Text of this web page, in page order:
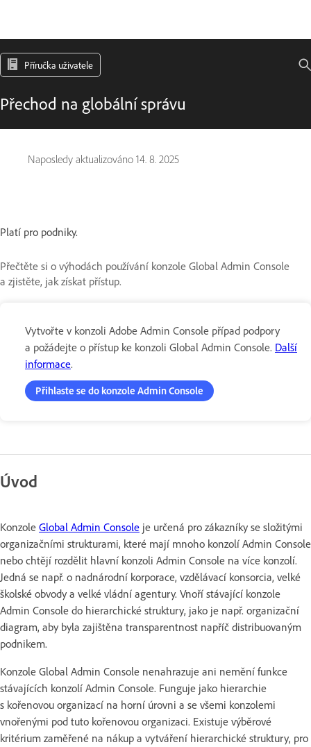
Příručka uživatele
Přechod na globální správu
Naposledy aktualizováno 14. 8. 2025
Platí pro podniky.
Přečtěte si o výhodách používání konzole Global Admin Console
a zjistěte, jak získat přístup.
Vytvořte v konzoli Adobe Admin Console případ podpory
a požádejte o přístup ke konzoli Global Admin Console. Další
informace.
Přihlaste se do konzole Admin Console
Úvod
Konzole Global Admin Console je určená pro zákazníky se složitými
organizačními strukturami, které mají mnoho konzolí Admin Console
nebo chtějí rozdělit hlavní konzoli Admin Console na více konzolí.
Jedná se např. o nadnárodní korporace, vzdělávací konsorcia, velké
školské obvody a velké vládní agentury. Vnoří stávající konzole
Admin Console do hierarchické struktury, jako je např. organizační
diagram, aby byla zajištěna transparentnost napříč distribuovaným
podnikem.
Konzole Global Admin Console nenahrazuje ani nemění funkce
stávajících konzolí Admin Console. Funguje jako hierarchie
s kořenovou organizací na horní úrovni a se všemi konzolemi
vnořenými pod tuto kořenovou organizaci. Existuje výběrové
kritérium zaměřené na nákup a vytváření hierarchické struktury, pro